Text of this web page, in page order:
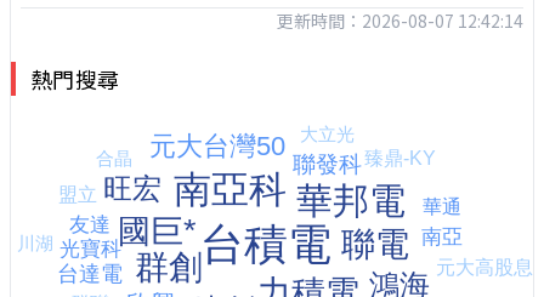
更新時間：2026-08-07 12:42:14
熱門搜尋